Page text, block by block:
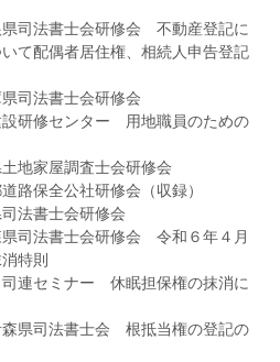
司法書士会研修会 不動産登記に
て配偶者居住権、相続人申告登記
司法書士会研修会
研修センター 用地職員のための
地家屋調査士会研修会
路保全公社研修会（収録）
法書士会研修会
司法書士会研修会 令和６年４月
特則
連セミナー 休眠担保権の抹消に
県司法書士会 根抵当権の登記の